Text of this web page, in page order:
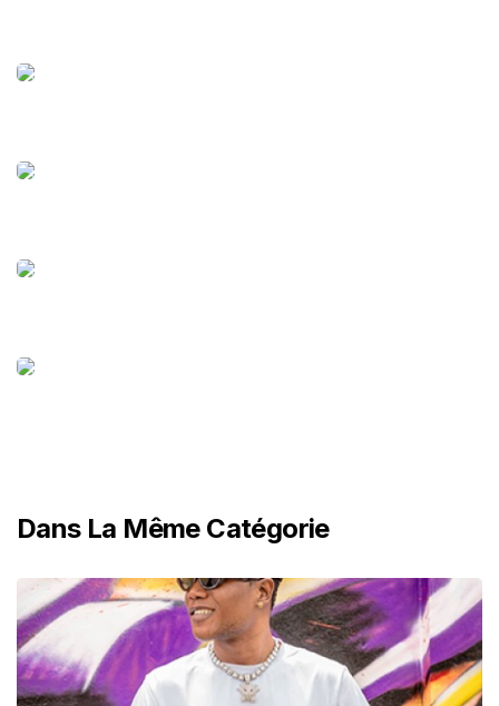
Dans La Même Catégorie